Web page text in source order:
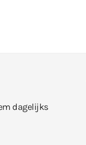
dagelijks